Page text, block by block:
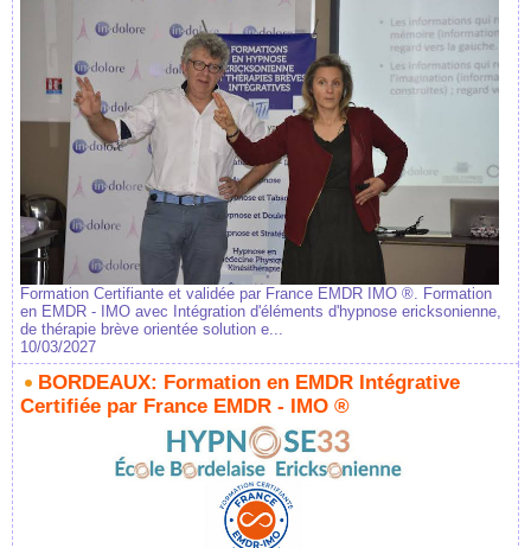
Formation Certifiante et validée par France EMDR IMO ®. Formation
en EMDR - IMO avec Intégration d'éléments d'hypnose ericksonienne,
de thérapie brève orientée solution e...
10/03/2027
BORDEAUX: Formation en EMDR Intégrative
Certifiée par France EMDR - IMO ®